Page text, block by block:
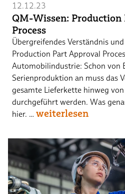
12.12.23
QM-Wissen:
Process
Übergreifendes Verständnis
Production Part Approval
Automobilindustrie: Schon von
Serienproduktion an muss das
gesamte Lieferkette hinweg
durchgeführt werden. Was
hier. … weiterlesen